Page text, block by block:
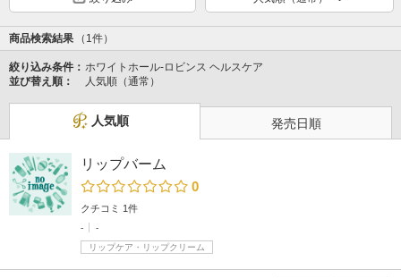
商品検索結果 （1件）
絞り込み条件： ホワイトホール-ロビンス ヘルスケア
並び替え順：
人気順（通常）
人気順 発売日順
リップバーム
0
クチコミ 1件
-
-
リップケア・リップクリーム